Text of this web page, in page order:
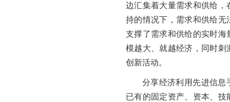
边汇集着大量需求和供给
持的情况下，需求和供给
支撑了需求和供给的实时
模越大、就越经济，同时
创新活动。
分享经济利用先进信息
已有的固定资产、资本、